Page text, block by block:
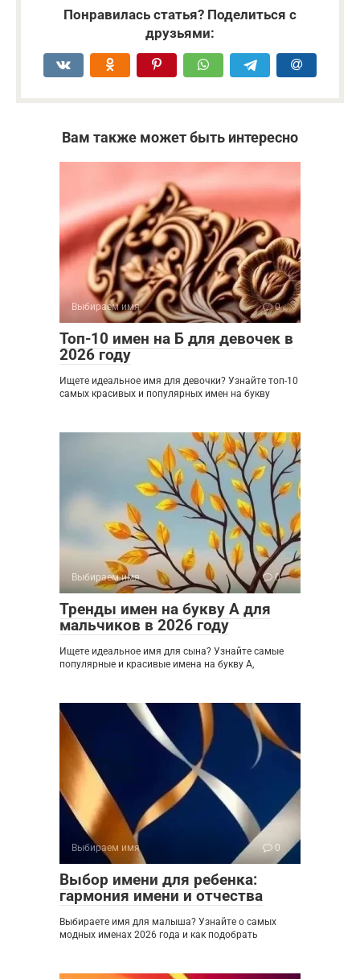
Понравилась статья? Поделиться с
друзьями:
Вам также может быть интересно
Выбираем имя 0
Топ-10 имен на Б для девочек в
2026 году
Ищете идеальное имя для девочки? Узнайте топ-10
самых красивых и популярных имен на букву
Выбираем имя 0
Тренды имен на букву А для
мальчиков в 2026 году
Ищете идеальное имя для сына? Узнайте самые
популярные и красивые имена на букву А,
Выбираем имя 0
Выбор имени для ребенка:
гармония имени и отчества
Выбираете имя для малыша? Узнайте о самых
модных именах 2026 года и как подобрать